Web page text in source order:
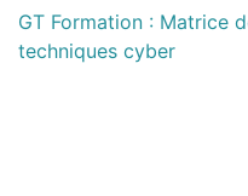
GT Formation : Matrice
techniques cyber